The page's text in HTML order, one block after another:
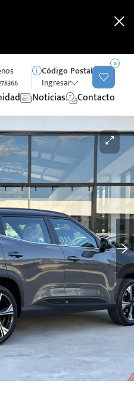
Código Postal
Ingresar
0
Noticias Contacto